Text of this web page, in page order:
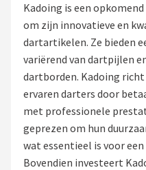
Blog
Dartspelers
Toernooien
Spelregels
Uitgooilijst
Kadoing is een
om zijn innovatieve en
dartartikelen. Ze bieden
variërend van dartpijlen
dartborden. Kadoing
ervaren darters door
met professionele
geprezen om hun
wat essentieel is voor
Bovendien investeert